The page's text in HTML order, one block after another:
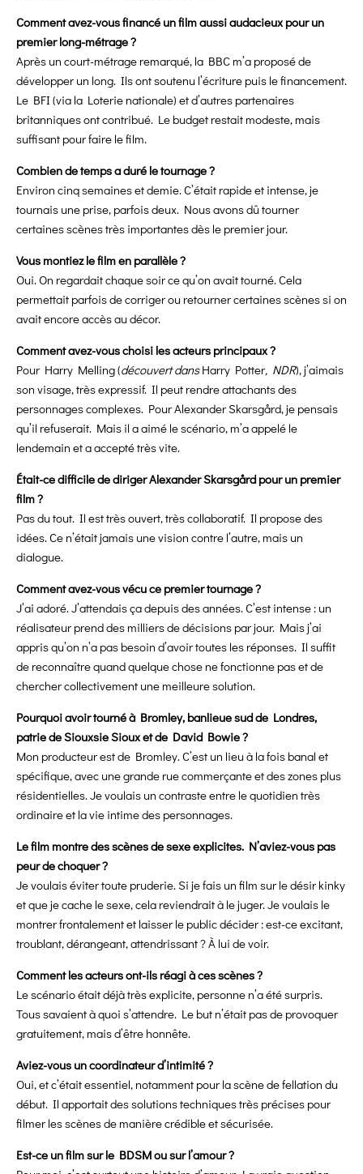
Comment avez-vous financé un film aussi audacieux pour un
premier long-métrage ?
Après un court-métrage remarqué, la BBC m’a proposé de
développer un long. Ils ont soutenu l’écriture puis le financement.
Le BFI (via la Loterie nationale) et d’autres partenaires
britanniques ont contribué. Le budget restait modeste, mais
suffisant pour faire le film.
Combien de temps a duré le tournage ?
Environ cinq semaines et demie. C’était rapide et intense, je
tournais une prise, parfois deux. Nous avons dû tourner
certaines scènes très importantes dès le premier jour.
Vous montiez le film en parallèle ?
Oui. On regardait chaque soir ce qu’on avait tourné. Cela
permettait parfois de corriger ou retourner certaines scènes si on
avait encore accès au décor.
Comment avez-vous choisi les acteurs principaux ?
Pour Harry Melling (découvert dansHarry Potter, NDR), j’aimais
son visage, très expressif. Il peut rendre attachants des
personnages complexes. Pour Alexander Skarsgård, je pensais
qu’il refuserait. Mais il a aimé le scénario, m’a appelé le
lendemain et a accepté très vite.
Était-ce difficile de diriger Alexander Skarsgård pour un premier
film ?
Pas du tout. Il est très ouvert, très collaboratif. Il propose des
idées. Ce n’était jamais une vision contre l’autre, mais un
dialogue.
Comment avez-vous vécu ce premier tournage ?
J’ai adoré. J’attendais ça depuis des années. C’est intense : un
réalisateur prend des milliers de décisions par jour. Mais j’ai
appris qu’on n’a pas besoin d’avoir toutes les réponses. Il suffit
de reconnaître quand quelque chose ne fonctionne pas et de
chercher collectivement une meilleure solution.
Pourquoi avoir tourné à Bromley, banlieue sud de Londres,
patrie de Siouxsie Sioux et de David Bowie ?
Mon producteur est de Bromley. C’est un lieu à la fois banal et
spécifique, avec une grande rue commerçante et des zones plus
résidentielles. Je voulais un contraste entre le quotidien très
ordinaire et la vie intime des personnages.
Le film montre des scènes de sexe explicites. N’aviez-vous pas
peur de choquer ?
Je voulais éviter toute pruderie. Si je fais un film sur le désir kinky
et que je cache le sexe, cela reviendrait à le juger. Je voulais le
montrer frontalement et laisser le public décider : est-ce excitant,
troublant, dérangeant, attendrissant ? À lui de voir.
Comment les acteurs ont-ils réagi à ces scènes ?
Le scénario était déjà très explicite, personne n’a été surpris.
Tous savaient à quoi s’attendre. Le but n’était pas de provoquer
gratuitement, mais d’être honnête.
Aviez-vous un coordinateur d’intimité ?
Oui, et c’était essentiel, notamment pour la scène de fellation du
début. Il apportait des solutions techniques très précises pour
filmer les scènes de manière crédible et sécurisée.
Est-ce un film sur le BDSM ou sur l’amour ?